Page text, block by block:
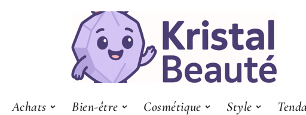
Achats Bien-être Cosmétique Style